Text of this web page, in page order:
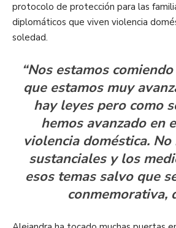
protocolo de protección para las
diplomáticos que viven violencia
soledad.
“Nos estamos
que estamos muy
hay leyes pero como
hemos avanzado en
violencia doméstica. No
sustanciales y los
esos temas salvo que
conmemorativa,